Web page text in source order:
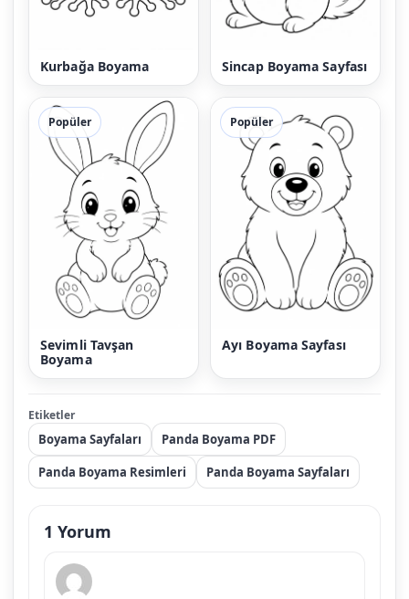
Kurbağa Boyama Sincap Boyama Sayfası
Popüler
Sevimli Tavşan
Boyama
Popüler
Ayı Boyama Sayfası
Etiketler
Boyama Sayfaları
Panda Boyama PDF
Panda Boyama Resimleri
Panda Boyama Sayfaları
1 Yorum